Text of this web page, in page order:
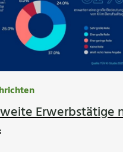
Erwerbstätige